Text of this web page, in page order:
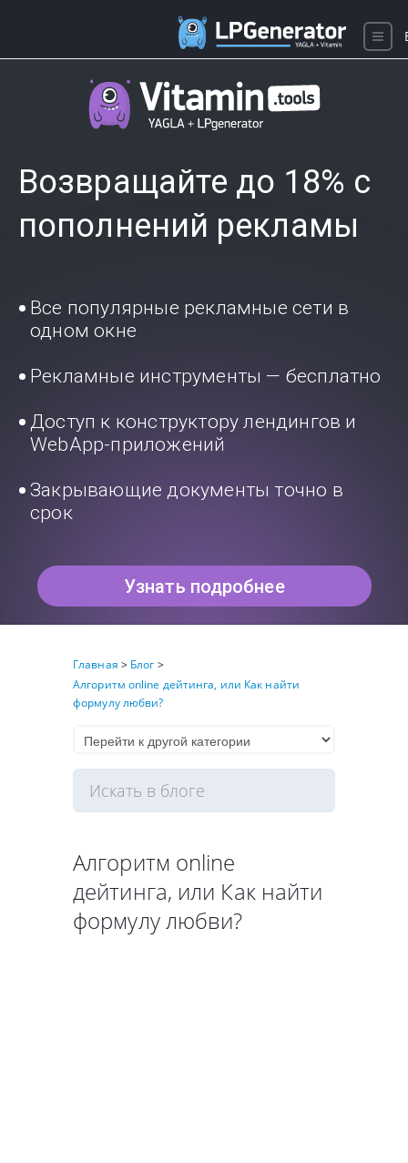
Возвращайте до 18% с
пополнений рекламы
Все популярные рекламные сети в
одном окне
Рекламные инструменты — бесплатно
Доступ к конструктору лендингов и
WebApp-приложений
Закрывающие документы точно в
срок
Узнать подробнее
Главная > Блог >
Алгоритм online дейтинга, или Как найти
формулу любви?
Алгоритм online
дейтинга, или Как найти
формулу любви?